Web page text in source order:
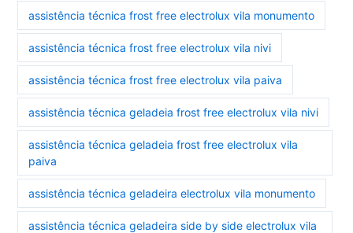
assistência técnica frost free electrolux vila monumento
assistência técnica frost free electrolux vila nivi
assistência técnica frost free electrolux vila paiva
assistência técnica geladeia frost free electrolux vila nivi
assistência técnica geladeia frost free electrolux vila
paiva
assistência técnica geladeira electrolux vila monumento
assistência técnica geladeira side by side electrolux vila